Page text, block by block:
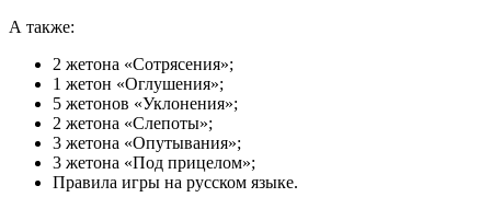
А также:
2 жетона «Сотрясения»;
1 жетон «Оглушения»;
5 жетонов «Уклонения»;
2 жетона «Слепоты»;
3 жетона «Опутывания»;
3 жетона «Под прицелом»;
Правила игры на русском языке.